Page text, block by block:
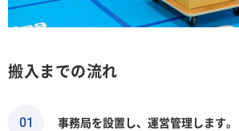
搬入までの流れ
01 事務局を設置し、運営管理します。